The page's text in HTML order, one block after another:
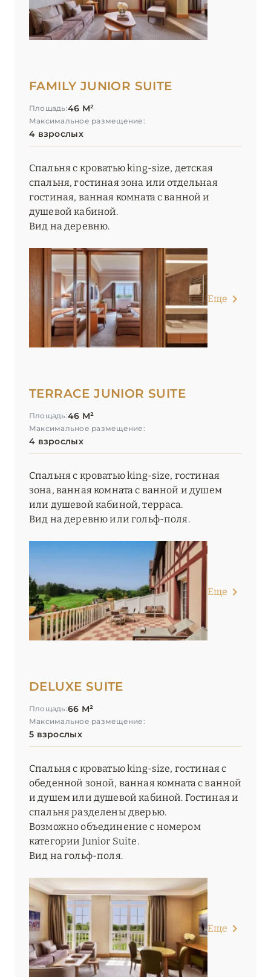
FAMILY JUNIOR SUITE
Площадь:46 М²
Максимальное размещение:
4 взрослых
Спальня с кроватью king-size, детская
спальня, гостиная зона или отдельная
гостиная, ванная комната с ванной и
душевой кабиной.
Вид на деревню.
Еще
TERRACE JUNIOR SUITE
Площадь:46 М²
Максимальное размещение:
4 взрослых
Спальня с кроватью king-size, гостиная
зона, ванная комната с ванной и душем
или душевой кабиной, терраса.
Вид на деревню или гольф-поля.
Еще
DELUXE SUITE
Площадь:66 М²
Максимальное размещение:
5 взрослых
Спальня с кроватью king-size, гостиная с
обеденной зоной, ванная комната с ванной
и душем или душевой кабиной. Гостиная и
спальня разделены дверью.
Возможно объединение с номером
категории Junior Suite.
Вид на гольф-поля.
Еще